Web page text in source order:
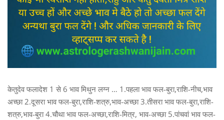
केतुदेव फलादेश 1 से 6 भाव मिथुन लग्न … 1.पहला भाव फल-बुरा,राशि-नीच,भाव
अच्छा 2.दूसरा भाव फल-बुरा,राशि-शत्रु,भाव-अच्छा 3.तीसरा भाव फल-बुरा,राशि-
शत्रु,भाव-बुरा 4.चौथा भाव फल-अच्छा,राशि-मित्र, भाव-अच्छा 5.पांचवां भाव फल-